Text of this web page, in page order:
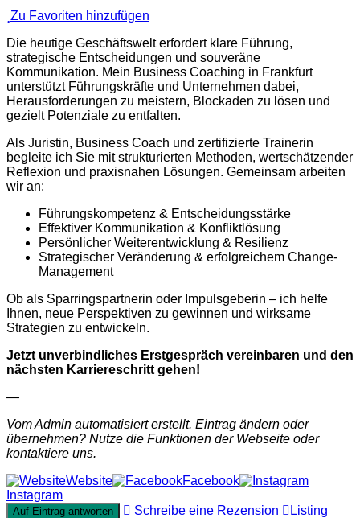
Zu Favoriten hinzufügen
Die heutige Geschäftswelt erfordert klare Führung,
strategische Entscheidungen und souveräne
Kommunikation. Mein Business Coaching in Frankfurt
unterstützt Führungskräfte und Unternehmen dabei,
Herausforderungen zu meistern, Blockaden zu lösen und
gezielt Potenziale zu entfalten.
Als Juristin, Business Coach und zertifizierte Trainerin
begleite ich Sie mit strukturierten Methoden, wertschätzender
Reflexion und praxisnahen Lösungen. Gemeinsam arbeiten
wir an:
Führungskompetenz & Entscheidungsstärke
Effektiver Kommunikation & Konfliktlösung
Persönlicher Weiterentwicklung & Resilienz
Strategischer Veränderung & erfolgreichem Change-
Management
Ob als Sparringspartnerin oder Impulsgeberin – ich helfe
Ihnen, neue Perspektiven zu gewinnen und wirksame
Strategien zu entwickeln.
Jetzt unverbindliches Erstgespräch vereinbaren und den
nächsten Karriereschritt gehen!
—
Vom Admin automatisiert erstellt. Eintrag ändern oder
übernehmen? Nutze die Funktionen der Webseite oder
kontaktiere uns.
Website
Facebook
Instagram
Auf Eintrag antworten Schreibe eine Rezension
Listing